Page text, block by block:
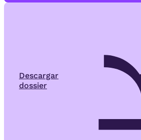
Descargar
dossier